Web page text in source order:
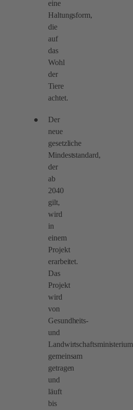
eine
Haltungsform,
die
auf
das
Wohl
der
Tiere
achtet.
Der
neue
gesetzliche
Mindeststandard,
der
ab
2040
gilt,
wird
in
einem
Projekt
erarbeitet.
Das
Projekt
wird
von
Gesundheits-
und
Landwirtschaftsministerium
gemeinsam
getragen
und
läuft
bis